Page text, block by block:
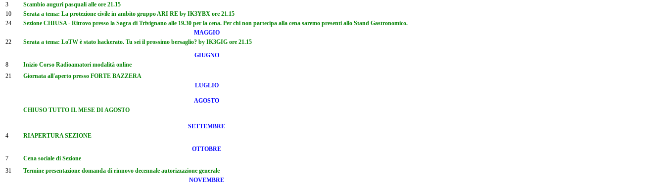
3
Scambio auguri pasquali alle ore 21.15
10
Serata a tema: La protezione civile in ambito gruppo ARI RE by IK3YBX ore 21.15
24
Sezione CHIUSA - Ritrovo presso la Sagra di Trivignano alle 19.30 per la cena. Per chi non partecipa alla cena saremo presenti allo Stand Gastronomico.
MAGGIO
22
Serata a tema: LoTW è stato hackerato. Tu sei il prossimo bersaglio? by IK3GIG ore 21.15
GIUGNO
8
Inizio Corso Radioamatori modalità online
21
Giornata all'aperto presso FORTE BAZZERA
LUGLIO
AGOSTO
CHIUSO TUTTO IL MESE DI AGOSTO
SETTEMBRE
4
RIAPERTURA SEZIONE
OTTOBRE
7
Cena sociale di Sezione
31
Termine presentazione domanda di rinnovo decennale autorizzazione generale
NOVEMBRE